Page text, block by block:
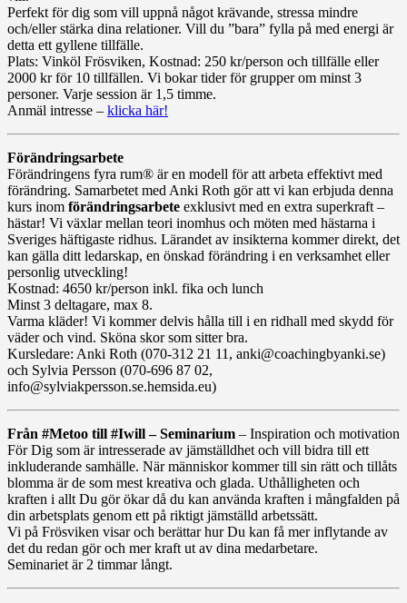
Perfekt för dig som vill uppnå något krävande, stressa mindre
och/eller stärka dina relationer. Vill du ”bara” fylla på med energi är
detta ett gyllene tillfälle.
Plats: Vinköl Frösviken, Kostnad: 250 kr/person och tillfälle eller
2000 kr för 10 tillfällen. Vi bokar tider för grupper om minst 3
personer. Varje session är 1,5 timme.
Anmäl intresse – klicka här!
Förändringsarbete
Förändringens fyra rum® är en modell för att arbeta effektivt med
förändring. Samarbetet med Anki Roth gör att vi kan erbjuda denna
kurs inom förändringsarbete exklusivt med en extra superkraft –
hästar! Vi växlar mellan teori inomhus och möten med hästarna i
Sveriges häftigaste ridhus. Lärandet av insikterna kommer direkt, det
kan gälla ditt ledarskap, en önskad förändring i en verksamhet eller
personlig utveckling!
Kostnad: 4650 kr/person inkl. fika och lunch
Minst 3 deltagare, max 8.
Varma kläder! Vi kommer delvis hålla till i en ridhall med skydd för
väder och vind. Sköna skor som sitter bra.
Kursledare: Anki Roth (070-312 21 11, anki@coachingbyanki.se)
och Sylvia Persson (070-696 87 02,
info@sylviakpersson.se.hemsida.eu)
Från #Metoo till #Iwill – Seminarium – Inspiration och motivation
För Dig som är intresserade av jämställdhet och vill bidra till ett
inkluderande samhälle. När människor kommer till sin rätt och tillåts
blomma är de som mest kreativa och glada. Uthålligheten och
kraften i allt Du gör ökar då du kan använda kraften i mångfalden på
din arbetsplats genom ett på riktigt jämställd arbetssätt.
Vi på Frösviken visar och berättar hur Du kan få mer inflytande av
det du redan gör och mer kraft ut av dina medarbetare.
Seminariet är 2 timmar långt.